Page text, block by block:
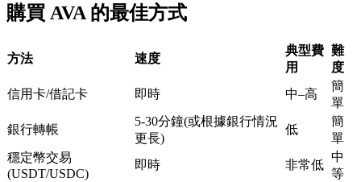
USDC永續
購買 AVA 的最佳方式
方法 速度
典型費
用
難
度
信用卡/借記卡
即時 中–高
簡
單
銀行轉帳
5-30分鐘(或根據銀行情況
更長)
低
簡
單
穩定幣交易
(USDT/USDC)
即時 非常低
中
等